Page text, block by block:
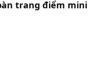
trang điểm mini